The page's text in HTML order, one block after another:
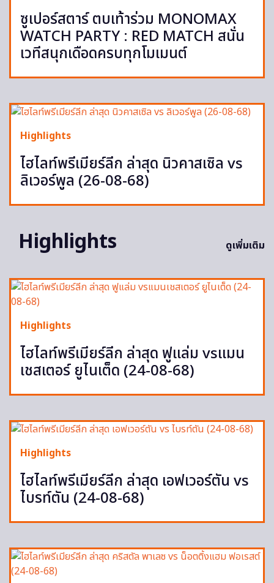
ซูเปอร์สตาร์ ตบเท้าร่วม MONOMAX
WATCH PARTY : RED MATCH สนั่น
เวทีสนุกเดือดครบทุกโมเมนต์
Highlights
ไฮไลท์พรีเมียร์ลีก ล่าสุด นิวคาสเซิล vs
ลิเวอร์พูล (26-08-68)
Highlights ดูเพิ่มเติม
Highlights
ไฮไลท์พรีเมียร์ลีก ล่าสุด ฟูแล่ม vsแมน
เชสเตอร์ ยูไนเต็ด (24-08-68)
Highlights
ไฮไลท์พรีเมียร์ลีก ล่าสุด เอฟเวอร์ตัน vs
ไบรท์ตัน (24-08-68)